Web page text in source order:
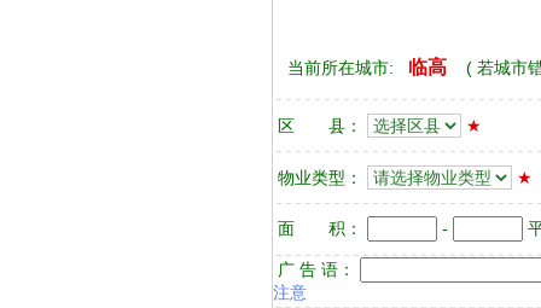
当前所在城市: 临高 ( 若城市
区 县： ★
物业类型： ★
面 积： -
广 告 语：
注意